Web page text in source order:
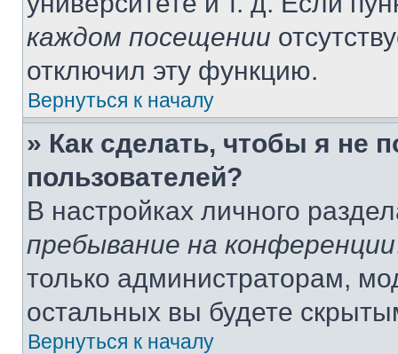
каждом посещении
отключил эту функцию.
Вернуться к началу
» Как сделать, чтобы я не
пользователей?
В настройках личного
пребывание на конференции
только администраторам,
остальных вы будете
Вернуться к началу